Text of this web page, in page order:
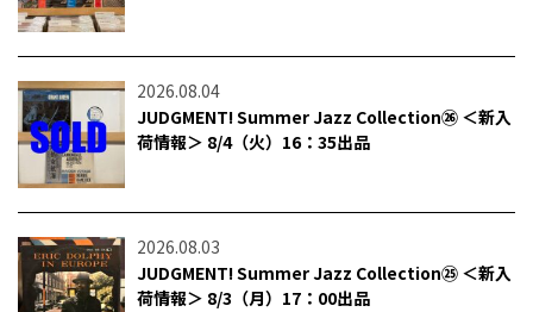
2026.08.04
JUDGMENT! Summer Jazz Collection㉖ ＜新入
荷情報＞ 8/4（火）16：35出品
2026.08.03
JUDGMENT! Summer Jazz Collection㉕ ＜新入
荷情報＞ 8/3（月）17：00出品